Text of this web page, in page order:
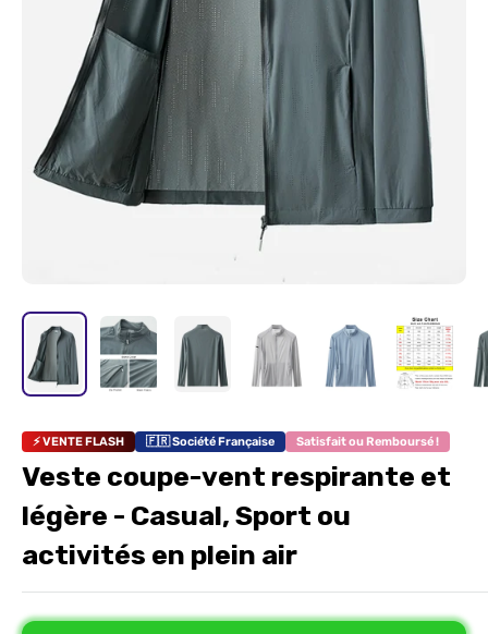
⚡ VENTE FLASH 🇫🇷 Société Française Satisfait ou Remboursé !
Veste coupe-vent respirante et
légère - Casual, Sport ou
activités en plein air